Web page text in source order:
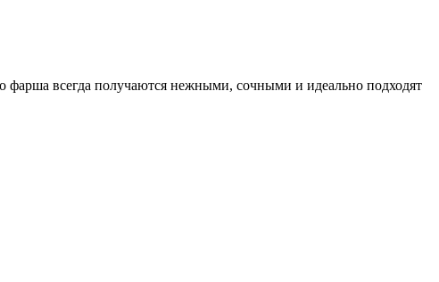
фарша всегда получаются нежными, сочными и идеально подходят